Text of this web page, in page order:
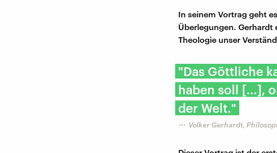
In seinem Vortrag geht
Überlegungen.
Theologie unser
"Das Göttliche
haben soll [...],
der Welt."
Volker Gerhardt,